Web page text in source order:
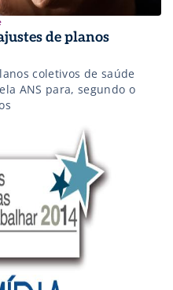
de planos
coletivos de saúde
ANS para, segundo o